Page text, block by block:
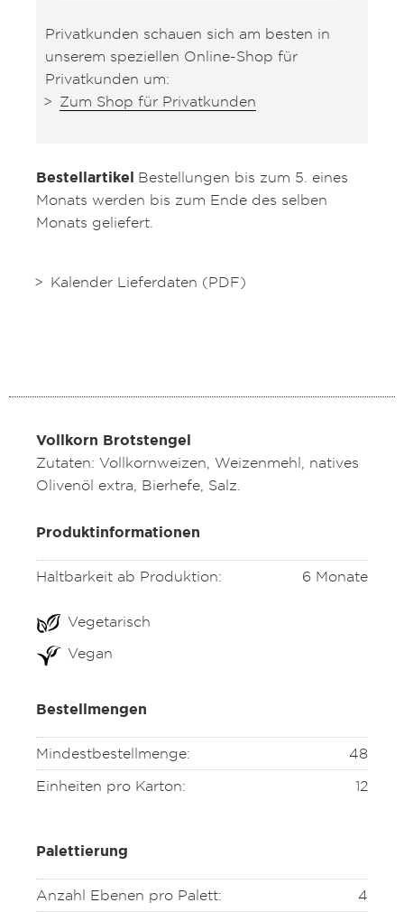
Privatkunden schauen sich am besten in
unserem speziellen Online-Shop für
Privatkunden um:
Zum Shop für Privatkunden
Bestellartikel Bestellungen bis zum 5. eines
Monats werden bis zum Ende des selben
Monats geliefert.
Kalender Lieferdaten (PDF)
Vollkorn Brotstengel
Zutaten: Vollkornweizen, Weizenmehl, natives
Olivenöl extra, Bierhefe, Salz.
Produktinformationen
Haltbarkeit ab Produktion: 6 Monate
Vegetarisch
Vegan
Bestellmengen
Mindestbestellmenge:
48
Einheiten pro Karton:
12
Palettierung
Anzahl Ebenen pro Palett:
4